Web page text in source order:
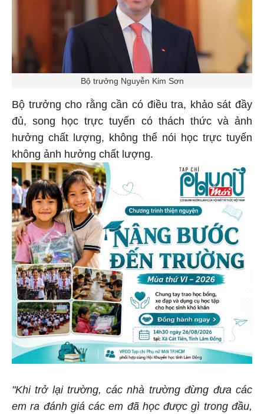
Bộ trưởng Nguyễn Kim Sơn
Bộ trưởng cho rằng cần có điều tra, khảo sát đầy
đủ, song học trực tuyến có thách thức và ảnh
hưởng chất lượng, không thể nói học trực tuyến
không ảnh hưởng chất lượng.
"Khi trở lại trường, các nhà trường đừng đưa các
em ra đánh giá các em đã học được gì trong đầu,